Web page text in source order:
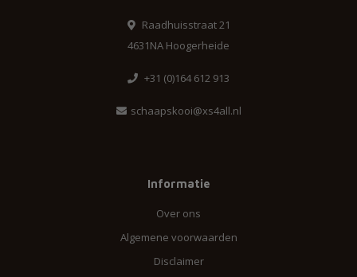
Raadhuisstraat 21
4631NA Hoogerheide
+31 (0)164 612 913
schaapskooi@xs4all.nl
Informatie
Over ons
Algemene voorwaarden
Disclaimer